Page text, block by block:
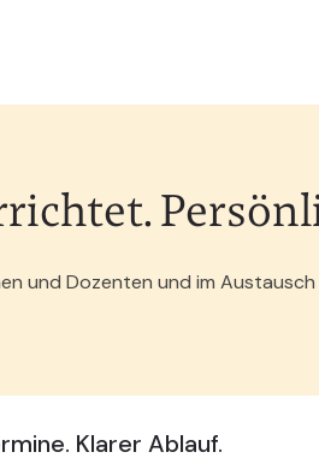
und Dozenten und im
Klarer Ablauf.